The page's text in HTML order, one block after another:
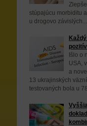
stúpajúcu morbiditu
u drogovo závislých...
Išlo o
USA,
a
13 ukrajinských
testovaných bola u